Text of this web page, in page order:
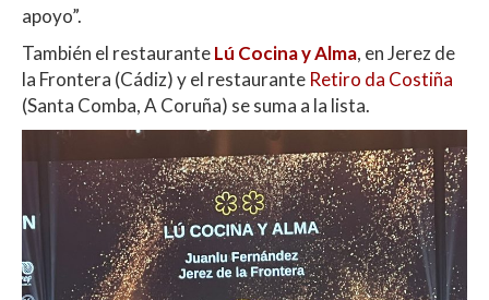
apoyo”.
También el restauranteLú Cocina y Alma, en Jerez de
la Frontera (Cádiz) y el restaurante Retiro da Costiña
(Santa Comba, A Coruña) se suma a la lista.